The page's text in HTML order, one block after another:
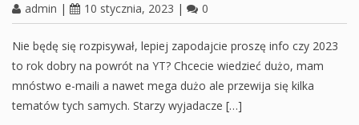
admin | 10 stycznia, 2023 | 0
Nie będę się rozpisywał, lepiej zapodajcie proszę info czy 2023
to rok dobry na powrót na YT? Chcecie wiedzieć dużo, mam
mnóstwo e-maili a nawet mega dużo ale przewija się kilka
tematów tych samych. Starzy wyjadacze […]